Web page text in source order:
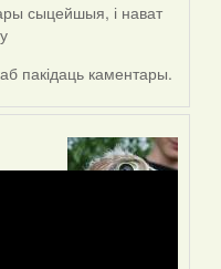
сыцейшыя, і нават
пакідаць каментары.